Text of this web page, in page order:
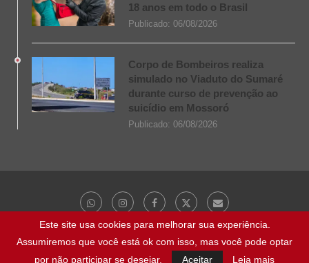
18 anos em todo o Brasil
Publicado: 06/08/2026
Corpo de Bombeiros realiza
simulado no Viaduto do Sumaré
durante curso de prevenção ao
suicídio em Mossoró
Publicado: 06/08/2026
@ 2023 - Todos os direitos reservados | NaBocaDaNoite.com.br
Este site usa cookies para melhorar sua experiência.
Assumiremos que você está ok com isso, mas você pode optar
por não participar se desejar.
Aceitar Leia mais